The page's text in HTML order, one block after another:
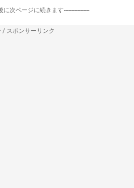
に次ページに続きます-----------------
/ スポンサーリンク